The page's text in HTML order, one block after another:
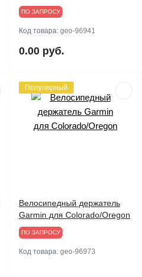
ПО ЗАПРОСУ
Код товара: geo-96941
0.00 руб.
Популярный
Велосипедный держатель
Garmin для Colorado/Oregon
ПО ЗАПРОСУ
Код товара: geo-96973